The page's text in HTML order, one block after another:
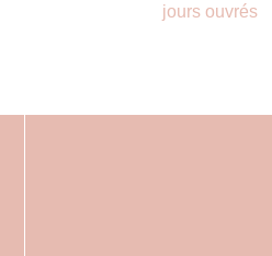
jours ouvrés